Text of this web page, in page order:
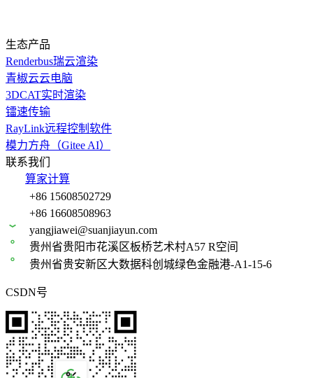
生态产品
Renderbus瑞云渲染
青椒云云电脑
3DCAT实时渲染
镭速传输
RayLink远程控制软件
模力方舟（Gitee AI）
联系我们
算家计算
+86 15608502729
+86 16608508963
yangjiawei@suanjiayun.com
贵州省贵阳市花溪区板桥艺术村A57 R空间
贵州省贵安新区大数据科创城绿色金融港-A1-15-6
CSDN号